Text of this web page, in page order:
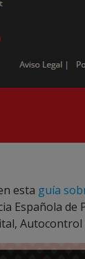
esta guía
Española de
Autocontrol